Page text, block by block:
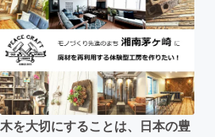
テクノロジー・ガジェット
映像・映画
ビジネス・起業
木を大切にすることは、日本の豊